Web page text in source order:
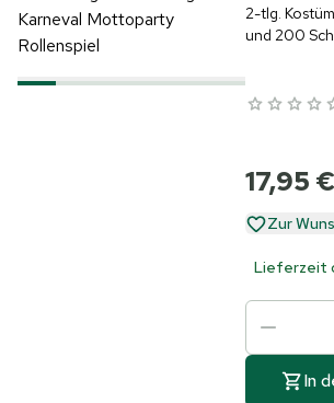
2-tlg.
und 200
17,95 €
Zur
Lieferzeit
In